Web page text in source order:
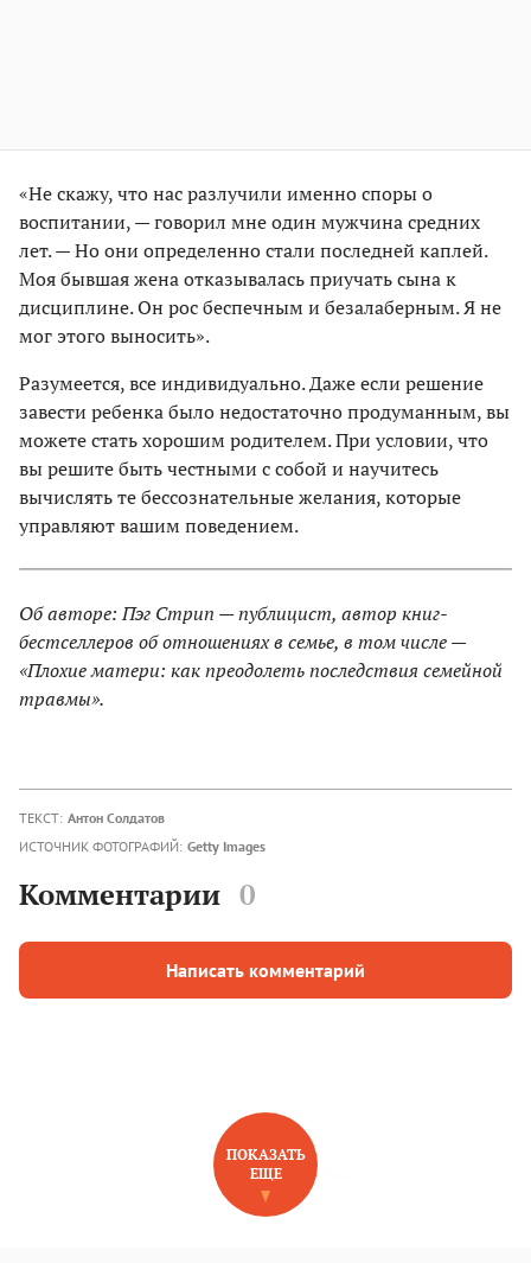
«Не скажу, что нас разлучили именно споры о
воспитании, — говорил мне один мужчина средних
лет. — Но они определенно стали последней каплей.
Моя бывшая жена отказывалась приучать сына к
дисциплине. Он рос беспечным и безалаберным. Я не
мог этого выносить».
Разумеется, все индивидуально. Даже если решение
завести ребенка было недостаточно продуманным, вы
можете стать хорошим родителем. При условии, что
вы решите быть честными с собой и научитесь
вычислять те бессознательные желания, которые
управляют вашим поведением.
Об авторе: Пэг Стрип — публицист, автор книг-
бестселлеров об отношениях в семье, в том числе —
«Плохие матери: как преодолеть последствия семейной
травмы».
ТЕКСТ: Антон Солдатов
ИСТОЧНИК ФОТОГРАФИЙ: Getty Images
Комментарии 0
Написать комментарий
НОВОЕ НА САЙТЕ
ПОКАЗАТЬ
ЕЩЕ